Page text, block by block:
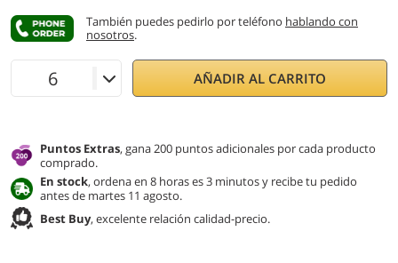
También puedes pedirlo por teléfono hablando con
nosotros.
AÑADIR AL CARRITO
Puntos Extras, gana 200 puntos adicionales por cada producto
comprado.
En stock, ordena en 8 horas es 3 minutos y recibe tu pedido
antes de martes 11 agosto.
Best Buy, excelente relación calidad-precio.